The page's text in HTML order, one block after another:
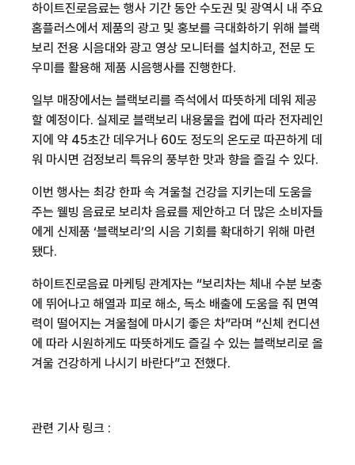
하이트진로음료는 행사 기간 동안 수도권 및 광역시 내 주요
홈플러스에서 제품의 광고 및 홍보를 극대화하기 위해 블랙
보리 전용 시음대와 광고 영상 모니터를 설치하고, 전문 도
우미를 활용해 제품 시음행사를 진행한다.
일부 매장에서는 블랙보리를 즉석에서 따뜻하게 데워 제공
할 예정이다. 실제로 블랙보리 내용물을 컵에 따라 전자레인
지에 약 45초간 데우거나 60도 정도의 온도로 따끈하게 데
워 마시면 검정보리 특유의 풍부한 맛과 향을 즐길 수 있다.
이번 행사는 최강 한파 속 겨울철 건강을 지키는데 도움을
주는 웰빙 음료로 보리차 음료를 제안하고 더 많은 소비자들
에게 신제품 ‘블랙보리’의 시음 기회를 확대하기 위해 마련
됐다.
하이트진로음료 마케팅 관계자는 “보리차는 체내 수분 보충
에 뛰어나고 해열과 피로 해소, 독소 배출에 도움을 줘 면역
력이 떨어지는 겨울철에 마시기 좋은 차”라며 “신체 컨디션
에 따라 시원하게도 따뜻하게도 즐길 수 있는 블랙보리로 올
겨울 건강하게 나시기 바란다”고 전했다.
관련 기사 링크 :